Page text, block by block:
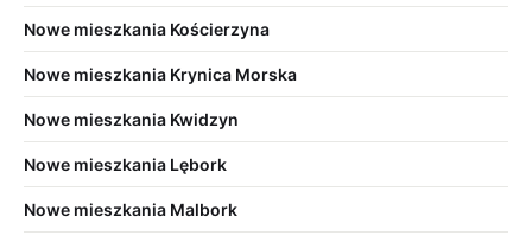
Nowe mieszkania Kościerzyna
Nowe mieszkania Krynica Morska
Nowe mieszkania Kwidzyn
Nowe mieszkania Lębork
Nowe mieszkania Malbork